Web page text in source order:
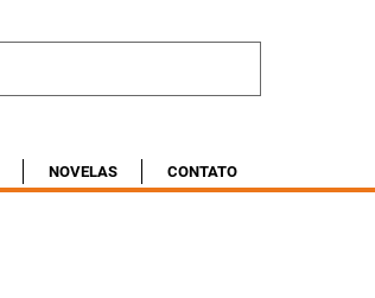
NOVELAS CONTATO